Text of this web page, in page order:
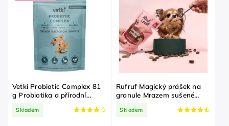
Vetki Probiotic Complex 81
g Probiotika a přírodní
Skladem
Rufruf Magický prášek na
granule Mrazem sušené
granulí, vybíravý pes,
Skladem